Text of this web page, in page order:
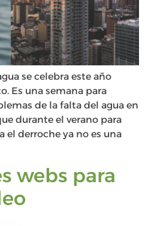
se celebra este año
Es una semana para
de la falta del agua en
durante el verano para
el derroche ya no es una
webs para